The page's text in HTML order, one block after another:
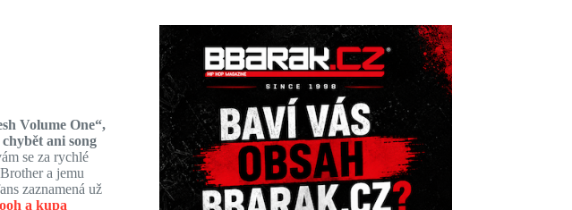
Volume One“,
ani song
se za rychlé
a jemu
zaznamená už
a kupa